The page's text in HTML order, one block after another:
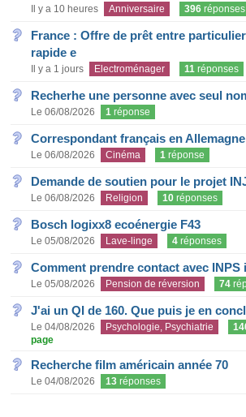
Il y a 10 heures Anniversaire 396 réponses
France : Offre de prêt entre
rapide e
Il y a 1 jours Electroménager 11 réponses
Recherhe une personne avec seul
Le 06/08/2026 1 réponse
Correspondant français en Allemagne
Le 06/08/2026 Cinéma 1 réponse
Demande de soutien pour le projet
Le 06/08/2026 Religion 10 réponses
Bosch logixx8 ecoénergie F43
Le 05/08/2026 Lave-linge 4 réponses
Comment prendre contact avec INPS
Le 05/08/2026 Pension de réversion 74
J'ai un QI de 160. Que puis je en
Le 04/08/2026 Psychologie, Psychiatrie
page
Recherche film américain année 70
Le 04/08/2026 13 réponses